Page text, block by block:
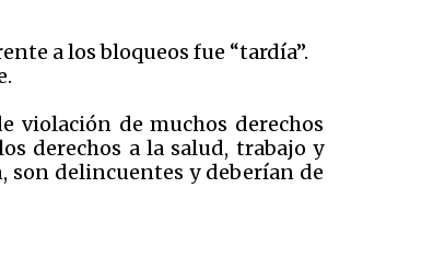
a los bloqueos fue “tardía”.
violación de muchos derechos
derechos a la salud, trabajo y
son delincuentes y deberían de